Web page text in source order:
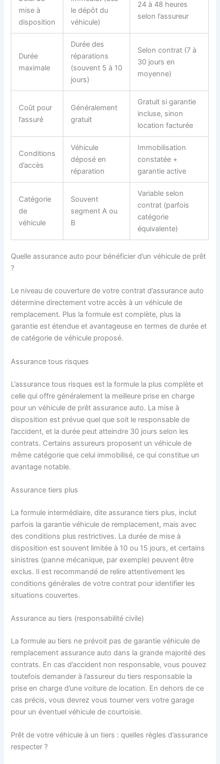
mise à
disposition
le dépôt du
véhicule)
24 à 48 heures
selon l’assureur
Durée
maximale
Durée des
réparations
(souvent 5 à 10
jours)
Selon contrat (7 à
30 jours en
moyenne)
Coût pour
l’assuré
Généralement
gratuit
Gratuit si garantie
incluse, sinon
location facturée
Conditions
d’accès
Véhicule
déposé en
réparation
Immobilisation
constatée +
garantie active
Catégorie
de
véhicule
Souvent
segment A ou
B
Variable selon
contrat (parfois
catégorie
équivalente)
Quelle assurance auto pour bénéficier d’un véhicule de prêt
?
Le niveau de couverture de votre contrat d’assurance auto
détermine directement votre accès à un véhicule de
remplacement. Plus la formule est complète, plus la
garantie est étendue et avantageuse en termes de durée et
de catégorie de véhicule proposé.
Assurance tous risques
L’assurance tous risques est la formule la plus complète et
celle qui offre généralement la meilleure prise en charge
pour un véhicule de prêt assurance auto. La mise à
disposition est prévue quel que soit le responsable de
l’accident, et la durée peut atteindre 30 jours selon les
contrats. Certains assureurs proposent un véhicule de
même catégorie que celui immobilisé, ce qui constitue un
avantage notable.
Assurance tiers plus
La formule intermédiaire, dite assurance tiers plus, inclut
parfois la garantie véhicule de remplacement, mais avec
des conditions plus restrictives. La durée de mise à
disposition est souvent limitée à 10 ou 15 jours, et certains
sinistres (panne mécanique, par exemple) peuvent être
exclus. Il est recommandé de relire attentivement les
conditions générales de votre contrat pour identifier les
situations couvertes.
Assurance au tiers (responsabilité civile)
La formule au tiers ne prévoit pas de garantie véhicule de
remplacement assurance auto dans la grande majorité des
contrats. En cas d’accident non responsable, vous pouvez
toutefois demander à l’assureur du tiers responsable la
prise en charge d’une voiture de location. En dehors de ce
cas précis, vous devrez vous tourner vers votre garage
pour un éventuel véhicule de courtoisie.
Prêt de votre véhicule à un tiers : quelles règles d’assurance
respecter ?